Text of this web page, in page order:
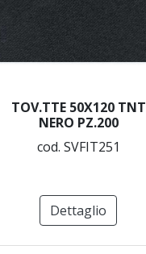
TOV.TTE 50X120 TNT
NERO PZ.200
cod. SVFIT251
Dettaglio